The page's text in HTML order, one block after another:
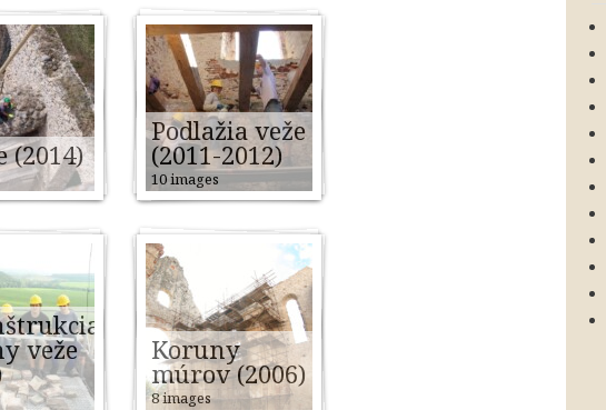
(2014)
Podlažia veže
(2011-2012)
10 images
veže Koruny
múrov (2006)
8 images